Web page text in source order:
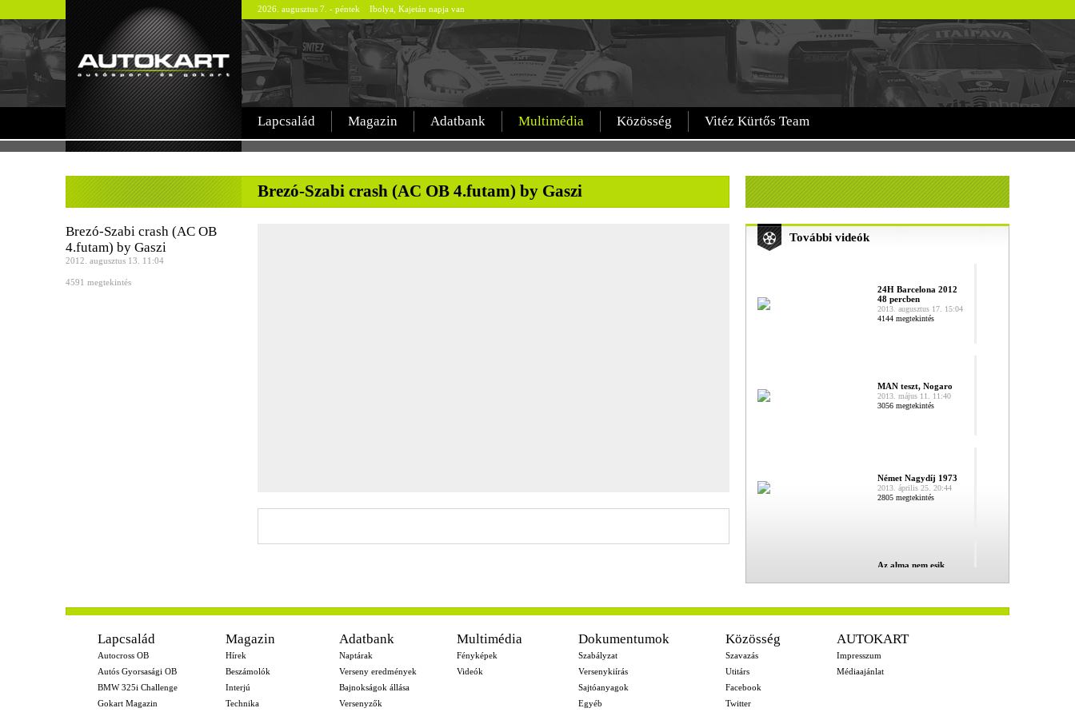
2026. augusztus 7. - péntek Ibolya, Kajetán napja van
Lapcsalád Magazin Adatbank Multimédia Közösség Vitéz Kürtős Team
Brezó-Szabi crash (AC OB 4.futam) by Gaszi
Brezó-Szabi crash (AC OB
4.futam) by Gaszi
2012. augusztus 13. 11:04
4591 megtekintés
További videók
24H Barcelona 2012
48 percben
2013. augusztus 17. 15:04
4144 megtekintés
MAN teszt, Nogaro
2013. május 11. 11:40
3056 megtekintés
Német Nagydíj 1973
2013. április 25. 20:44
2805 megtekintés
Az alma nem esik
2013. április 16. 07:29
Rotax EC 2013, Genk
2013. április 3. 10:43
Lapcsalád
Autocross OB
Autós Gyorsasági OB
BMW 325i Challenge
Gokart Magazin
Magazin
Hírek
Beszámolók
Interjú
Technika
Adatbank
Naptárak
Verseny eredmények
Bajnokságok állása
Versenyzők
Multimédia
Fényképek
Videók
Dokumentumok
Szabályzat
Versenykiírás
Sajtóanyagok
Egyéb
Közösség
Szavazás
Utitárs
Facebook
Twitter
AUTOKART
Impresszum
Médiaajánlat